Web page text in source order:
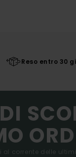
Reso entro 30
al corrente delle